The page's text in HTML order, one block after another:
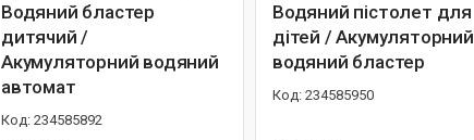
Водяний бластер
дитячий /
Акумуляторний водяний
автомат
234585892
Водяний пістолет для
дітей / Акумуляторний
водяний бластер
234585950